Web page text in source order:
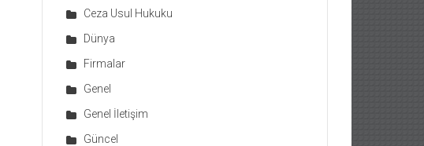
Ceza Usul Hukuku
Dünya
Firmalar
Genel
Genel İletişim
Güncel